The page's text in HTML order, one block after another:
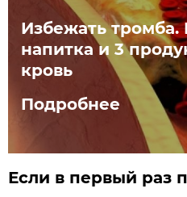
Избежать тромба.
напитка и 3
кровь
Подробнее
Если в первый раз